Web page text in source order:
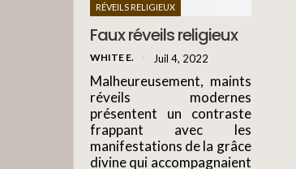
RÉVEILS RELIGIEUX
Faux réveils religieux
WHITE E. Juil 4, 2022
Malheureusement, maints
réveils modernes
présentent un contraste
frappant avec les
manifestations de la grâce
divine qui accompagnaient